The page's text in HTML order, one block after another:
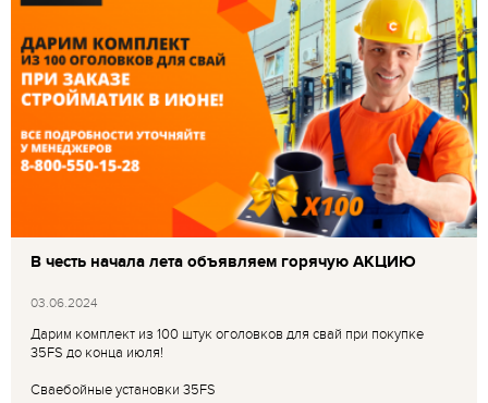
В честь начала лета объявляем горячую АКЦИЮ
03.06.2024
Дарим комплект из 100 штук оголовков для свай при покупке
35FS до конца июля!
Сваебойные установки 35FS